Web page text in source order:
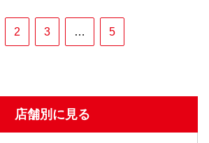
2 3 … 5
店舗別に見る